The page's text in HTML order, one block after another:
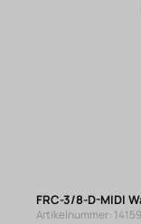
FRC-3/8-D-MIDI
Artikelnummer: